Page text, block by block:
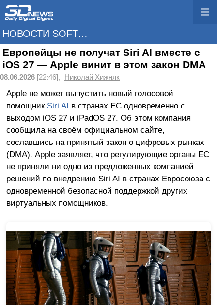
НОВОСТИ SOFTWARE
Европейцы не получат Siri AI вместе с
iOS 27 — Apple винит в этом закон DMA
08.06.2026 [22:46], Николай Хижняк
Apple не может выпустить новый голосовой
помощник Siri AI в странах ЕС одновременно с
выходом iOS 27 и iPadOS 27. Об этом компания
сообщила на своём официальном сайте,
сославшись на принятый закон о цифровых рынках
(DMA). Apple заявляет, что регулирующие органы ЕС
не приняли ни одно из предложенных компанией
решений по внедрению Siri AI в странах Евросоюза с
одновременной безопасной поддержкой других
виртуальных помощников.